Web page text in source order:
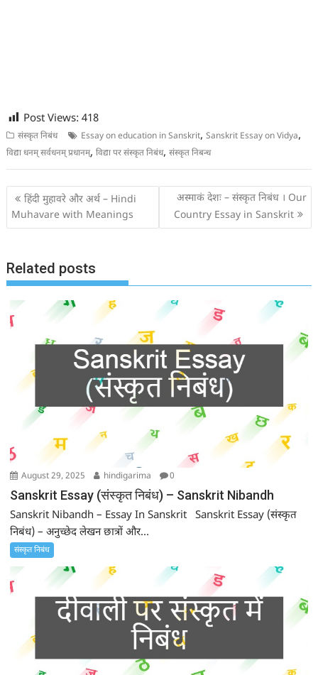
Post Views: 418
संस्कृत निबंध Essay on education in Sanskrit,Sanskrit Essay on Vidya,
विद्या धनम् सर्वधनम् प्रधानम्,विद्या पर संस्कृत निबंध,संस्कृत निबन्ध
Post
navigation
हिंदी मुहावरे और अर्थ – Hindi
Muhavare with Meanings
अस्माकं देशः – संस्कृत निबंध । Our
Country Essay in Sanskrit
Related posts
August 29, 2025 hindigarima 0
Sanskrit Essay (संस्कृत निबंध) – Sanskrit Nibandh
Sanskrit Nibandh – Essay In Sanskrit Sanskrit Essay (संस्कृत
निबंध) – अनुच्छेद लेखन छात्रों और...
संस्कृत निबंध